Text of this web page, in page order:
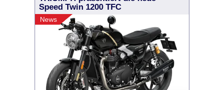
Speed Twin 1200 TFC
News